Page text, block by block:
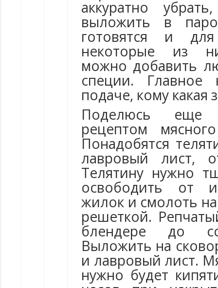
аккуратно
выложить в
готовятся и
некоторые из
можно добавить
специи. Главное
подаче, кому какая
Поделюсь еще
рецептом
Понадобятся
лавровый лист,
Телятину нужно
освободить от
жилок и смолоть
решеткой.
блендере до
Выложить на
и лавровый лист.
нужно будет